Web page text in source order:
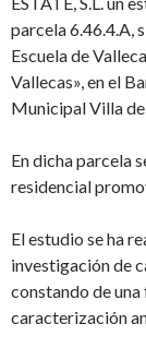
parcela 6.46.4.A,
Escuela de
Vallecas», en el
Municipal Villa
En dicha parcela
residencial
El estudio se ha
investigación de
constando de
caracterización